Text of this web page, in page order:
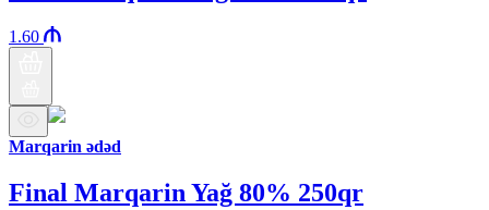
1.60
Marqarin ədəd
Final Marqarin Yağ 80% 250qr